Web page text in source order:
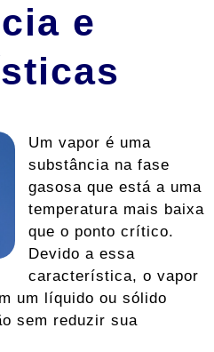
e
Um vapor é uma
substância na fase
gasosa que está a uma
temperatura mais baixa
que o ponto crítico.
Devido a essa
característica, o vapor
um líquido ou sólido
sem reduzir sua